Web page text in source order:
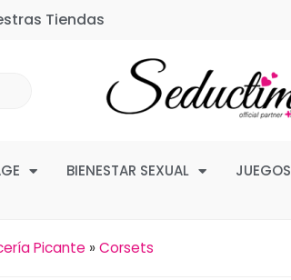
Tiendas
BIENESTAR SEXUAL JUEGOS
Picante »Corsets